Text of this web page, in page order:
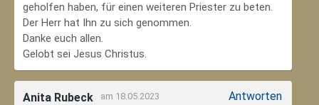
geholfen haben, für einen weiteren Priester zu beten.
Der Herr hat Ihn zu sich genommen.
Danke euch allen.
Gelobt sei Jesus Christus.
Anita Rubeck am 18.05.2023 Antworten